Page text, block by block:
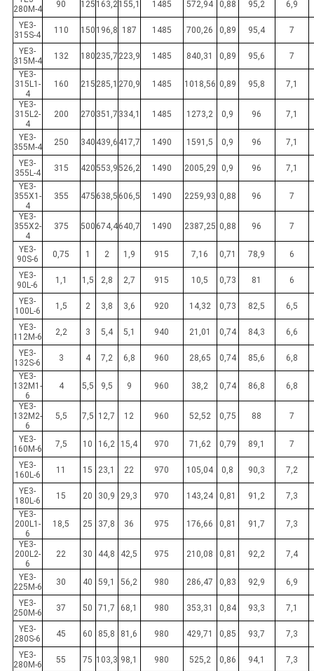
280M-4
90 125 163,2155,1 1485 572,94 0,88 95,2 6,9
YE3-
315S-4
110 150 196,8 187 1485 700,26 0,89 95,4 7
YE3-
315M-4
132 180 235,7 223,9 1485 840,31 0,89 95,6
7
YE3-
315L1-
4
160 215 285,1 270,9 1485 1018,56 0,89 95,8 7,1
YE3-
315L2-
4
200 270 351,7 334,1 1485 1273,2 0,9 96 7,1
YE3-
355M-4
250 340 439,6 417,7 1490 1591,5 0,9 96 7,1
YE3-
355L-4
315 420553,9526,2 1490 2005,29 0,9 96
7,1
YE3-
355X1-
4
355 475 638,5 606,5 1490 2259,93 0,88 96 7
YE3-
355X2-
4
375 500 674,4640,7 1490 2387,25 0,88 96 7
YE3-
90S-6
0,75 1 2 1,9 915 7,16 0,71 78,9 6
YE3-
90L-6
1,1 1,5 2,8 2,7 915 10,5 0,73 81 6
YE3-
100L-6
1,5 2 3,8 3,6 920 14,32 0,73 82,5 6,5
YE3-
112M-6
2,2 3 5,4 5,1 940 21,01 0,74 84,3 6,6
YE3-
132S-6
3 4 7,2 6,8 960 28,65 0,74 85,6
6,8
YE3-
132M1-
6
4 5,5 9,5 9 960 38,2 0,74 86,8 6,8
YE3-
132M2-
6
5,5 7,5 12,7 12 960 52,52 0,75 88 7
YE3-
160M-6
7,5 10 16,2 15,4 970 71,62 0,79 89,1 7
YE3-
160L-6
11 15 23,1 22 970 105,04 0,8 90,3 7,2
YE3-
180L-6
15 20 30,9 29,3 970 143,24 0,81 91,2
7,3
YE3-
200L1-
6
18,5 25 37,8 36 975 176,66 0,81 91,7 7,3
YE3-
200L2-
6
22 30 44,8 42,5 975 210,08 0,81 92,2 7,4
YE3-
225M-6
30 40 59,1 56,2 980 286,47 0,83 92,9 6,9
YE3-
250M-6
37 50 71,7 68,1 980 353,31 0,84 93,3 7,1
YE3-
280S-6
45 60 85,8 81,6 980 429,71 0,85 93,7 7,3
YE3-
280M-6
55 75 103,3 98,1 980 525,2 0,86 94,1 7,3